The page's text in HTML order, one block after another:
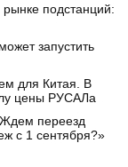
подстанций:
запустить
для Китая. В
цены РУСАЛа
переезд
с 1 сентября?»